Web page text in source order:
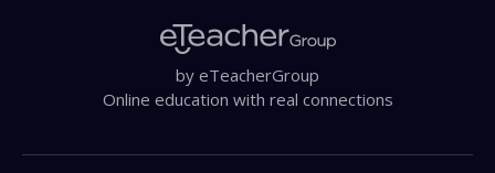
by eTeacherGroup
Online education with real connections